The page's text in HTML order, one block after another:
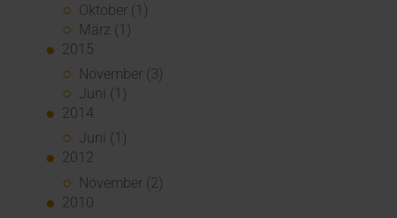
Oktober (1)
März (1)
2015
November (3)
Juni (1)
2014
Juni (1)
2012
November (2)
2010